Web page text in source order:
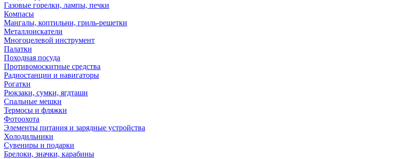
Газовые горелки, лампы, печки
Компасы
Мангалы, коптильни, гриль-решетки
Металлоискатели
Многоцелевой инструмент
Палатки
Походная посуда
Противомоскитные средства
Радиостанции и навигаторы
Рогатки
Рюкзаки, сумки, ягдташи
Спальные мешки
Термосы и фляжки
Фотоохота
Элементы питания и зарядные устройства
Холодильники
Сувениры и подарки
Брелоки, значки, карабины